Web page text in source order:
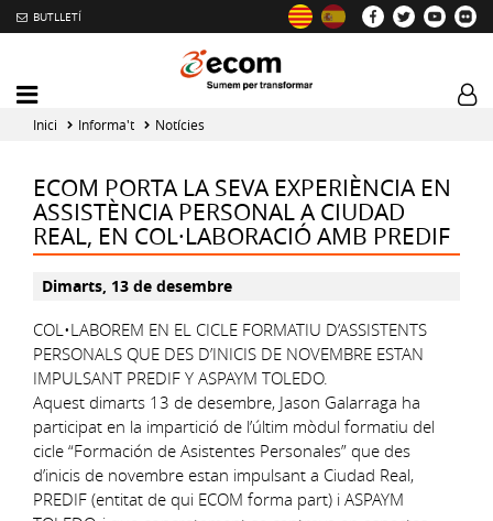
BUTLLETÍ
Mobile
menu
toggler
Inici Informa't Notícies
ECOM PORTA LA SEVA EXPERIÈNCIA EN
ASSISTÈNCIA PERSONAL A CIUDAD
REAL, EN COL·LABORACIÓ AMB PREDIF
Dimarts, 13 de desembre
COL•LABOREM EN EL CICLE FORMATIU D’ASSISTENTS
PERSONALS QUE DES D’INICIS DE NOVEMBRE ESTAN
IMPULSANT PREDIF Y ASPAYM TOLEDO.
Aquest dimarts 13 de desembre, Jason Galarraga ha
participat en la impartició de l’últim mòdul formatiu del
cicle “Formación de Asistentes Personales” que des
d’inicis de novembre estan impulsant a Ciudad Real,
PREDIF (entitat de qui ECOM forma part) i ASPAYM